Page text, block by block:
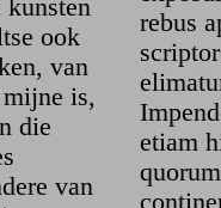
kunsten
ook
van
is,
die
van
rebus
etiam